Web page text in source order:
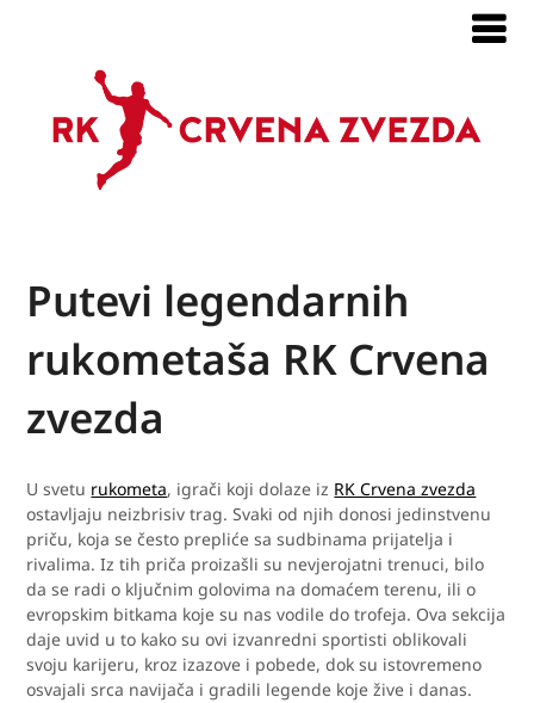
Putevi legendarnih
rukometaša RK Crvena
zvezda
U svetu rukometa, igrači koji dolaze iz RK Crvena zvezda
ostavljaju neizbrisiv trag. Svaki od njih donosi jedinstvenu
priču, koja se često prepliće sa sudbinama prijatelja i
rivalima. Iz tih priča proizašli su nevjerojatni trenuci, bilo
da se radi o ključnim golovima na domaćem terenu, ili o
evropskim bitkama koje su nas vodile do trofeja. Ova sekcija
daje uvid u to kako su ovi izvanredni sportisti oblikovali
svoju karijeru, kroz izazove i pobede, dok su istovremeno
osvajali srca navijača i gradili legende koje žive i danas.